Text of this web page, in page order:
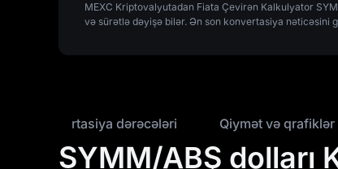
MEXC Kriptovalyutadan Fiata Çevirən Kalkulyator
və sürətlə dəyişə bilər. Ən son konvertasiya nəticəsini
Konvertasiya dərəcələri Qiymət və qrafiklər
SYMM/ABŞ dolları